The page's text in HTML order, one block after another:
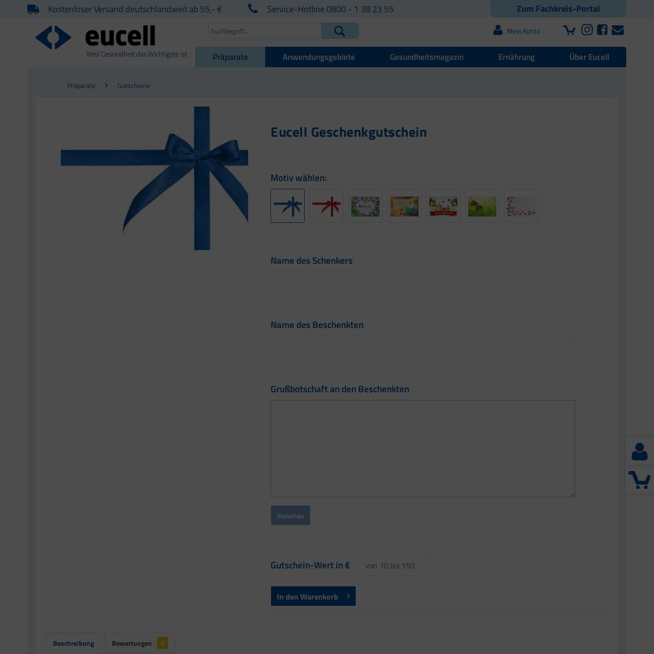
Zum Fachkreis-Portal
Kostenloser Versand deutschlandweit ab 55,- € Service-Hotline 0800 - 1 38 23 55
Mein Konto
Präparate Anwendungsgebiete Gesundheitsmagazin Ernährung Über Eucell
Präparate Gutscheine
Eucell Geschenkgutschein
Motiv wählen:
Name des Schenkers
Name des Beschenkten
Grußbotschaft an den Beschenkten
Vorschau
Gutschein-Wert in €
In den Warenkorb
Beschreibung Bewertungen 0